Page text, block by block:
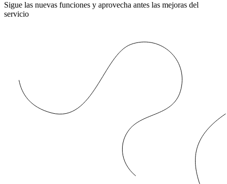
Sigue las nuevas funciones y aprovecha antes las mejoras del
servicio